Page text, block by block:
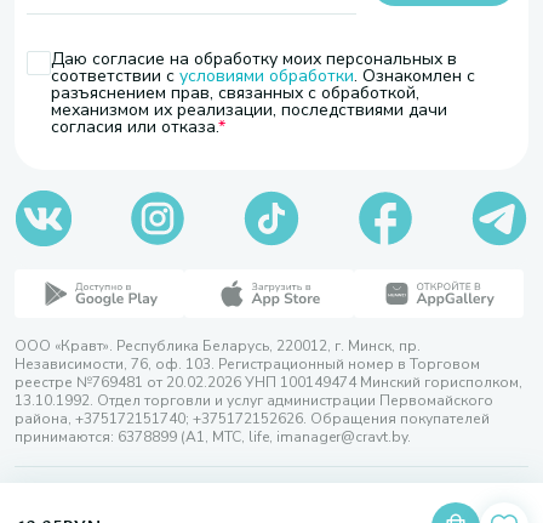
Даю согласие на обработку моих персональных в
соответствии с условиями обработки. Ознакомлен с
разъяснением прав, связанных с обработкой,
механизмом их реализации, последствиями дачи
согласия или отказа.
ООО «Кравт». Республика Беларусь, 220012, г. Минск, пр.
Независимости, 76, оф. 103. Регистрационный номер в Торговом
реестре №769481 от 20.02.2026 УНП 100149474 Минский горисполком,
13.10.1992. Отдел торговли и услуг администрации Первомайского
района, +375172151740; +375172152626. Обращения покупателей
принимаются: 6378899 (А1, МТС, life, imanager@cravt.by.